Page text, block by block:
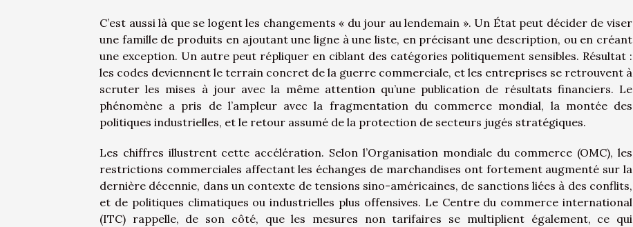
C’est aussi là que se logent les changements « du jour au lendemain ». Un État peut décider de viser
une famille de produits en ajoutant une ligne à une liste, en précisant une description, ou en créant
une exception. Un autre peut répliquer en ciblant des catégories politiquement sensibles. Résultat :
les codes deviennent le terrain concret de la guerre commerciale, et les entreprises se retrouvent à
scruter les mises à jour avec la même attention qu’une publication de résultats financiers. Le
phénomène a pris de l’ampleur avec la fragmentation du commerce mondial, la montée des
politiques industrielles, et le retour assumé de la protection de secteurs jugés stratégiques.
Les chiffres illustrent cette accélération. Selon l’Organisation mondiale du commerce (OMC), les
restrictions commerciales affectant les échanges de marchandises ont fortement augmenté sur la
dernière décennie, dans un contexte de tensions sino-américaines, de sanctions liées à des conflits,
et de politiques climatiques ou industrielles plus offensives. Le Centre du commerce international
(ITC) rappelle, de son côté, que les mesures non tarifaires se multiplient également, ce qui